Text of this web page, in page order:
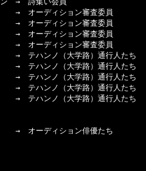
オーディション審査委員
オーディション審査委員
オーディション審査委員
オーディション審査委員
テハンノ（大学路）通行人たち
テハンノ（大学路）通行人たち
テハンノ（大学路）通行人たち
テハンノ（大学路）通行人たち
テハンノ（大学路）通行人たち
ーディション俳優たち